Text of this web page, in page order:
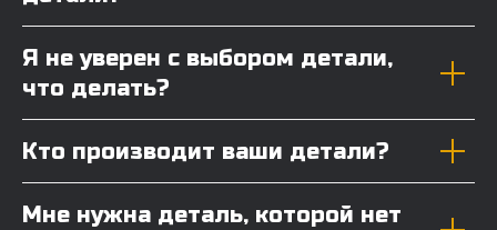
Я не уверен с выбором детали,
что делать?
Кто производит ваши детали?
Мне нужна деталь, которой нет